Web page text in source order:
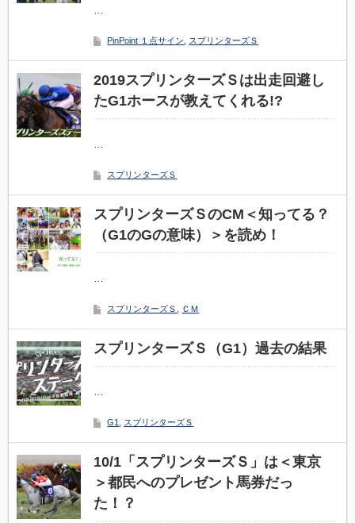
…
PinPoint １点サイン スプリンターズＳ
2019スプリンターズＳは出走回避し
たG1ホースが教えてくれる!?
…
スプリンターズＳ
スプリンターズＳのCM＜知ってる？
（G1のGの意味）＞を読め！
…
スプリンターズＳ ＣＭ
スプリンターズＳ（G1）過去の結果
…
G1 スプリンターズＳ
10/1「スプリンターズＳ」は＜東京
＞都民へのプレゼント馬券だっ
た！？